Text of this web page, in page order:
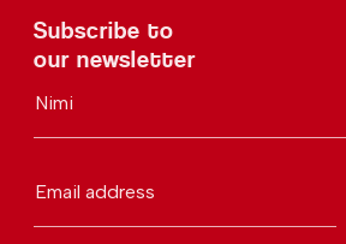
Subscribe to
our newsletter
Nimi
Email address